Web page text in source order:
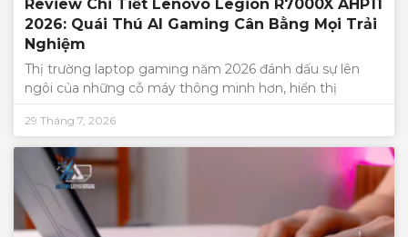
Review Chi Tiết Lenovo Legion R7000X AHP11
2026: Quái Thú AI Gaming Cân Bằng Mọi Trải
Nghiệm
Thị trường laptop gaming năm 2026 đánh dấu sự lên
ngôi của những cỗ máy thông minh hơn, hiển thị
29 Tháng 7, 2026